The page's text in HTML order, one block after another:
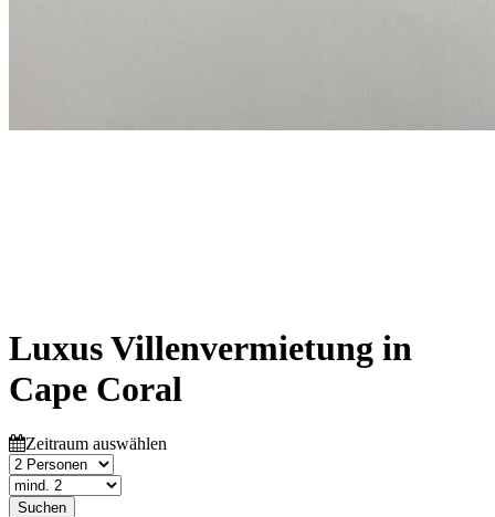
Luxus Villenvermietung in
Cape Coral
Zeitraum auswählen
Suchen